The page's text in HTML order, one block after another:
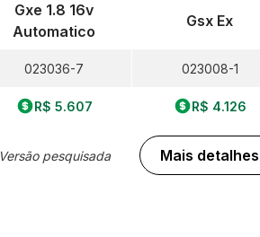
Gxe 1.8 16v
Automatico
023036-7
R$ 5.607
Versão pesquisada
Gsx Ex
023008-1
R$ 4.126
Mais detalhes